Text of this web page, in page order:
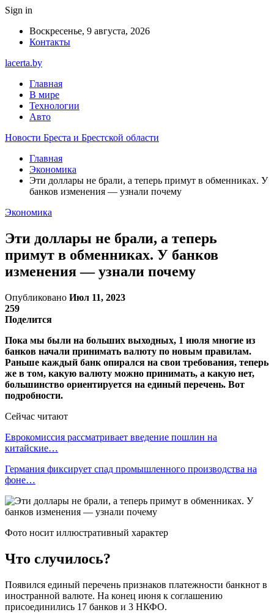
Sign in
Воскресенье, 9 августа, 2026
Контакты
lacerta.by
Главная
В мире
Технологии
Авто
Новости Бреста и Брестской области
Главная
Экономика
Эти доллары не брали, а теперь примут в обменниках. У
банков изменения — узнали почему
Экономика
Эти доллары не брали, а теперь
примут в обменниках. У банков
изменения — узнали почему
Опубликовано Июл 11, 2023
259
Поделится
Пока мы были на больших выходных, 1 июля многие из
банков начали принимать валюту по новым правилам.
Раньше каждый банк опирался на свои требования, теперь
же в том, какую валюту можно принимать, а какую нет,
большинство ориентируется на единый перечень. Вот
подробности.
Сейчас читают
Еврокомиссия рассматривает введение пошлин на
китайские…
Германия фиксирует спад промышленного производства на
фоне…
Фото носит иллюстративный характер
Что случилось?
Появился единый перечень признаков платежности банкнот в
иностранной валюте. На конец июня к соглашению
присоединились 17 банков и 3 НКФО.